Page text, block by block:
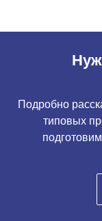
Подробно
типовых